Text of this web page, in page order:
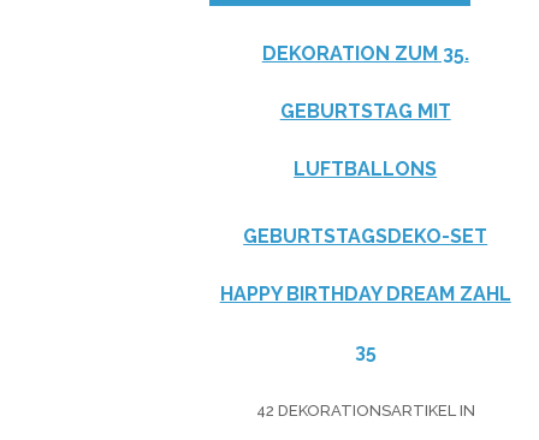
DEKORATION ZUM 35.
GEBURTSTAG MIT
LUFTBALLONS
GEBURTSTAGSDEKO-SET
HAPPY BIRTHDAY DREAM ZAHL
35
42 DEKORATIONSARTIKEL IN